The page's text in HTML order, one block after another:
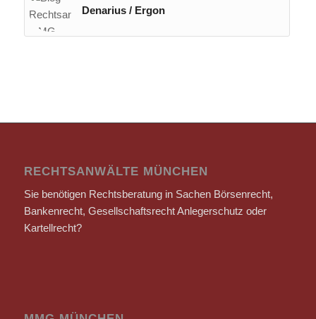
Denarius / Ergon
RECHTSANWÄLTE MÜNCHEN
Sie benötigen Rechtsberatung in Sachen Börsenrecht,
Bankenrecht, Gesellschaftsrecht Anlegerschutz oder
Kartellrecht?